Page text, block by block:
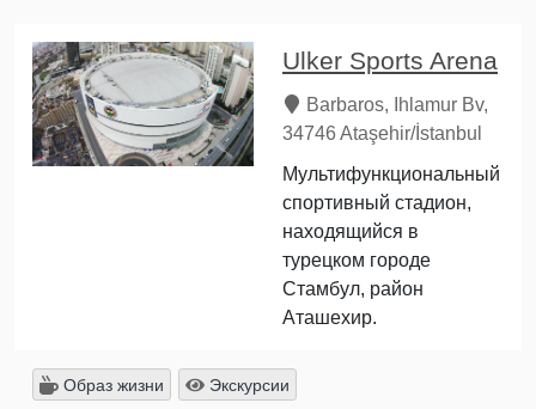
Ulker Sports Arena
Barbaros, Ihlamur Bv,
34746 Ataşehir/İstanbul
Мультифункциональный
спортивный стадион,
находящийся в
турецком городе
Стамбул, район
Аташехир.
Образ жизни Экскурсии